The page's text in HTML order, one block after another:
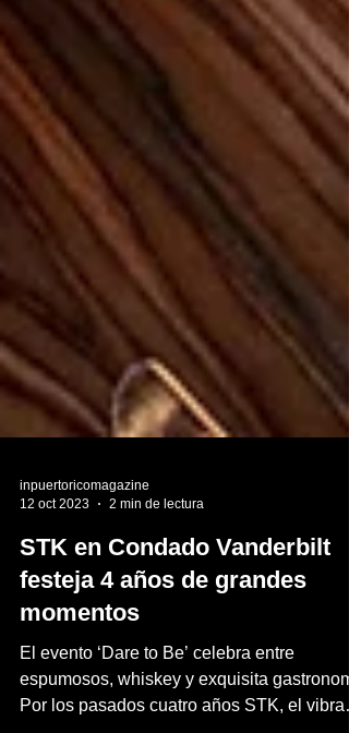
inpuertoricomagazine
12 oct 2023
2 min de lectura
STK en Condado Vanderbilt
momentos
El evento ‘Dare to Be’ celebra entre